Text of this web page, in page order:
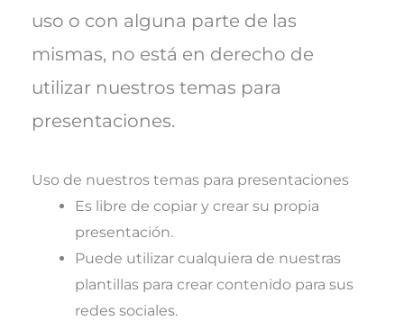
uso o con alguna parte de las
mismas, no está en derecho de
utilizar nuestros temas para
presentaciones.
Uso de nuestros temas para presentaciones
Es libre de copiar y crear su propia
presentación.
Puede utilizar cualquiera de nuestras
plantillas para crear contenido para sus
redes sociales.